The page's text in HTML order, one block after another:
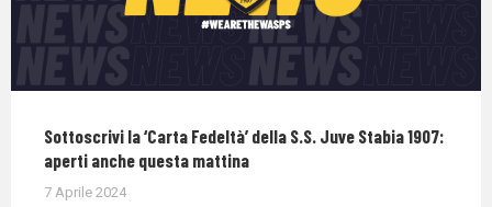
Sottoscrivi la ‘Carta Fedeltà’ della S.S. Juve Stabia 1907:
aperti anche questa mattina
7 Aprile 2024